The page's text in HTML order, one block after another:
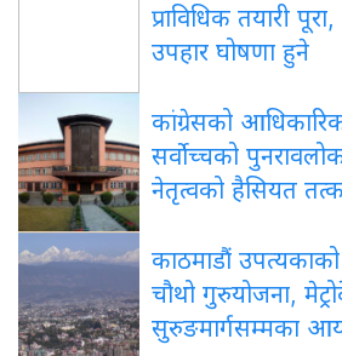
प्राविधिक तयारी
उपहार घोषणा हुने
कांग्रेसको
सर्वोच्चको
नेतृत्वको हैसियत
काठमाडौं उपत्यकाको
चौथो गुरुयोजना,
सुरुङमार्गसम्मका